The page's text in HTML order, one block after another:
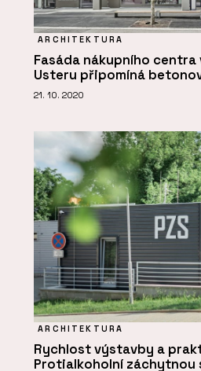
ARCHITEKTURA
Fasáda nákupního centra
Usteru připomíná
21. 10. 2020
ARCHITEKTURA
Rychlost výstavby a
Protialkoholní záchytnou